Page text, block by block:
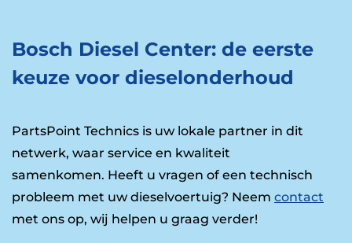
Bosch Diesel Center: de eerste
keuze voor dieselonderhoud
PartsPoint Technics is uw lokale partner in dit
netwerk, waar service en kwaliteit
samenkomen. Heeft u vragen of een technisch
probleem met uw dieselvoertuig? Neem contact
met ons op, wij helpen u graag verder!